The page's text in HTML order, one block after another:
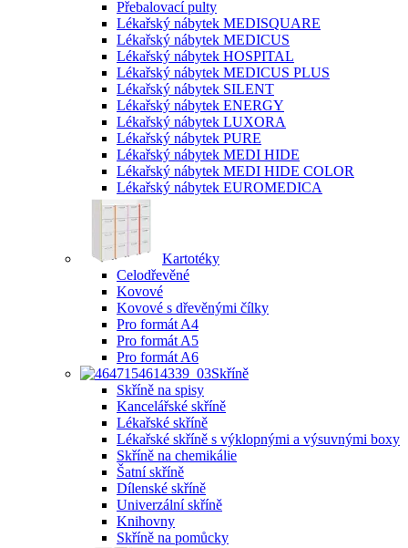
Přebalovací pulty
Lékařský nábytek MEDISQUARE
Lékařský nábytek MEDICUS
Lékařský nábytek HOSPITAL
Lékařský nábytek MEDICUS PLUS
Lékařský nábytek SILENT
Lékařský nábytek ENERGY
Lékařský nábytek LUXORA
Lékařský nábytek PURE
Lékařský nábytek MEDI HIDE
Lékařský nábytek MEDI HIDE COLOR
Lékařský nábytek EUROMEDICA
Kartotéky
Celodřevěné
Kovové
Kovové s dřevěnými čílky
Pro formát A4
Pro formát A5
Pro formát A6
Skříně
Skříně na spisy
Kancelářské skříně
Lékařské skříně
Lékařské skříně s výklopnými a výsuvnými boxy
Skříně na chemikálie
Šatní skříně
Dílenské skříně
Univerzální skříně
Knihovny
Skříně na pomůcky